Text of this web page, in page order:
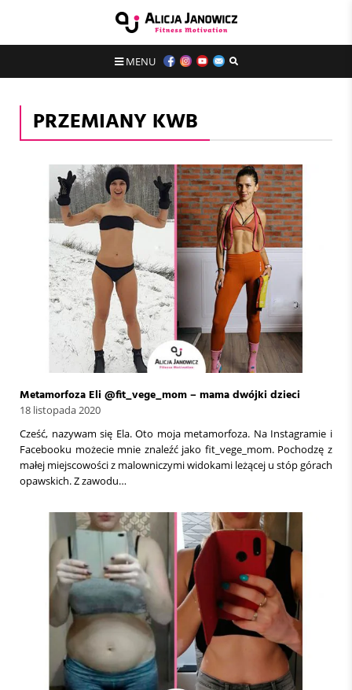
MENU
PRZEMIANY KWB
Metamorfoza Eli @fit_vege_mom – mama dwójki dzieci
18 listopada 2020
Cześć, nazywam się Ela. Oto moja metamorfoza. Na Instagramie i
Facebooku możecie mnie znaleźć jako fit_vege_mom. Pochodzę z
małej miejscowości z malowniczymi widokami leżącej u stóp górach
opawskich. Z zawodu…